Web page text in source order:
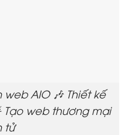
AIO 🎶 Thiết kế
Tạo web thương mại
tử